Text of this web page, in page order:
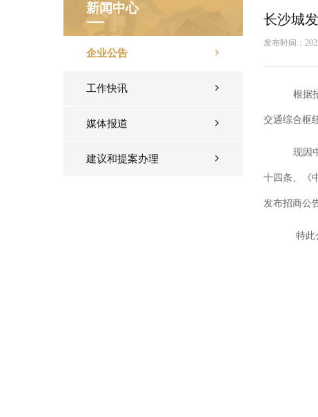
新闻中心
企业公告
工作快讯
媒体报道
建议和提案办理
长沙城
发布时间：
根据
交通综合枢
现因
十四条、《
发布招商公
特此